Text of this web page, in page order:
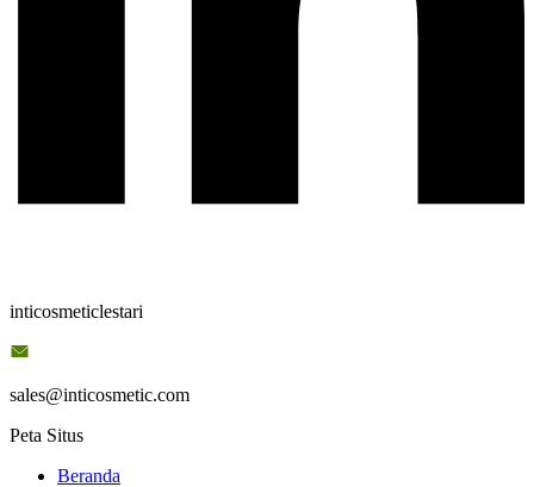
inticosmeticlestari
sales@inticosmetic.com
Peta Situs
Beranda